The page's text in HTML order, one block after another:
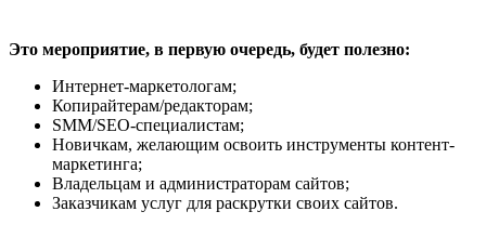
Это мероприятие, в первую очередь, будет полезно:
Интернет-маркетологам;
Копирайтерам/редакторам;
SMM/SEO-специалистам;
Новичкам, желающим освоить инструменты контент-
маркетинга;
Владельцам и администраторам сайтов;
Заказчикам услуг для раскрутки своих сайтов.